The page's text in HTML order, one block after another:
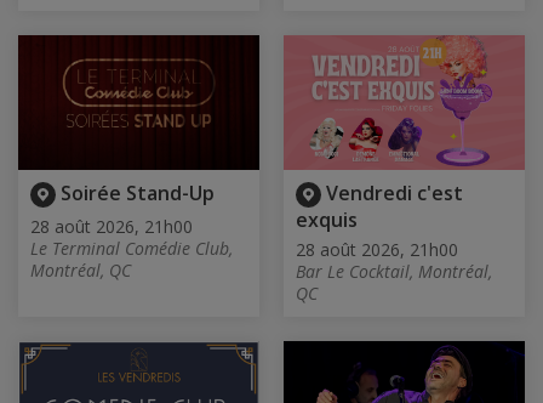
Soirée Stand-Up
28 août 2026, 21h00
Le Terminal Comédie Club,
Montréal, QC
Vendredi c'est
exquis
28 août 2026, 21h00
Bar Le Cocktail, Montréal,
QC